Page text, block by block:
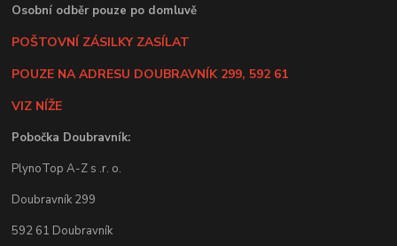
Osobní odběr pouze po domluvě
POŠTOVNÍ ZÁSILKY ZASÍLAT
POUZE NA ADRESU DOUBRAVNÍK 299, 592 61
VIZ NÍŽE
Pobočka Doubravník:
PlynoTop A-Z s .r. o.
Doubravník 299
592 61 Doubravník